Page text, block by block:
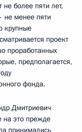
не более пяти лет,
не менее пяти
крупные
проект
проработанных
предполагается,
фонда.
Дмитриевич
на это прежде
принимались